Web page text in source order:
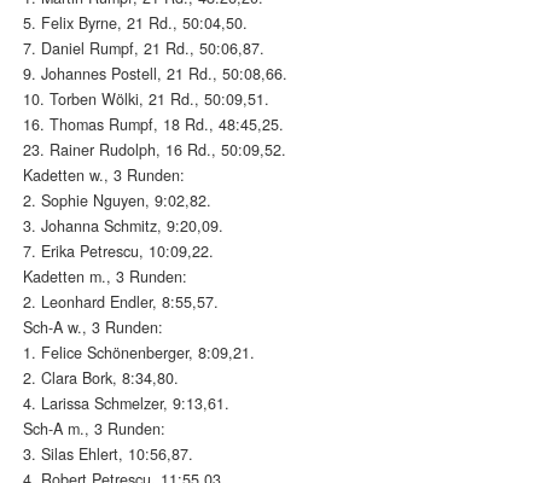
5. Felix Byrne, 21 Rd., 50:04,50.
7. Daniel Rumpf, 21 Rd., 50:06,87.
9. Johannes Postell, 21 Rd., 50:08,66.
10. Torben Wölki, 21 Rd., 50:09,51.
16. Thomas Rumpf, 18 Rd., 48:45,25.
23. Rainer Rudolph, 16 Rd., 50:09,52.
Kadetten w., 3 Runden:
2. Sophie Nguyen, 9:02,82.
3. Johanna Schmitz, 9:20,09.
7. Erika Petrescu, 10:09,22.
Kadetten m., 3 Runden:
2. Leonhard Endler, 8:55,57.
Sch-A w., 3 Runden:
1. Felice Schönenberger, 8:09,21.
2. Clara Bork, 8:34,80.
4. Larissa Schmelzer, 9:13,61.
Sch-A m., 3 Runden:
3. Silas Ehlert, 10:56,87.